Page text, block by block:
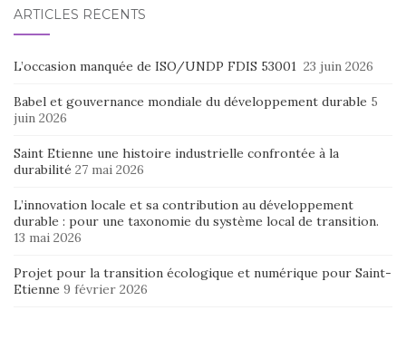
ARTICLES RÉCENTS
L’occasion manquée de ISO/UNDP FDIS 53001 23 juin 2026
Babel et gouvernance mondiale du développement durable 5
juin 2026
Saint Etienne une histoire industrielle confrontée à la
durabilité 27 mai 2026
L’innovation locale et sa contribution au développement
durable : pour une taxonomie du système local de transition.
13 mai 2026
Projet pour la transition écologique et numérique pour Saint-
Etienne 9 février 2026